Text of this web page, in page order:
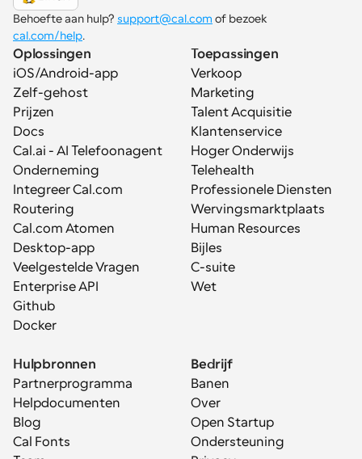
Behoefte aan hulp? support@cal.com
cal.com/help.
Oplossingen
iOS/Android-app
Zelf-gehost
Prijzen
Docs
Cal.ai - AI Telefoonagent
Onderneming
Integreer Cal.com
Routering
Cal.com Atomen
Desktop-app
Veelgestelde Vragen
Enterprise API
Github
Docker
Toepassingen
Verkoop
Marketing
Talent Acquisitie
Klantenservice
Hoger Onderwijs
Telehealth
Professionele Diensten
Wervingsmarktplaats
Human Resources
Bijles
C-suite
Wet
Hulpbronnen
Partnerprogramma
Helpdocumenten
Blog
Cal Fonts
Bedrijf
Banen
Over
Open Startup
Ondersteuning